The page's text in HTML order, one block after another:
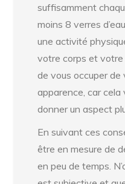
suffisamment
moins 8 verres
une activité
votre corps et
de vous occuper
apparence, car
donner un aspect
En suivant ces
être en mesure de
en peu de temps.